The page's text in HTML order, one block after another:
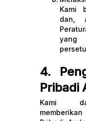
Kami
dan,
yang
4.
Pribadi
Kami